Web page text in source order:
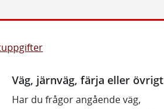
Väg, järnväg, färja eller övrigt
Har du frågor angående väg,